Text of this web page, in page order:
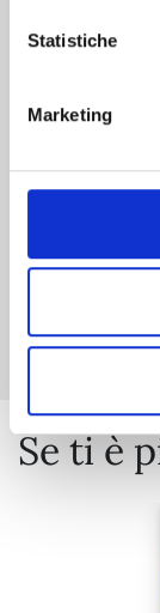
Statistiche
Marketing
Se ti è